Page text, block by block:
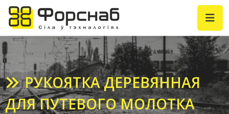
РУКОЯТКА ДЕРЕВЯННАЯ
ДЛЯ ПУТЕВОГО МОЛОТКА